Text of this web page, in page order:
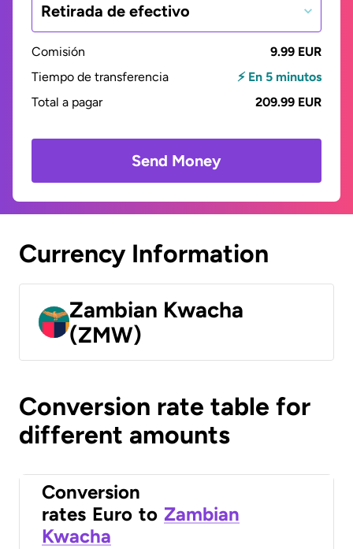
Retirada de efectivo
Comisión
9.99 EUR
Tiempo de transferencia
⚡ En 5 minutos
Total a pagar
209.99 EUR
Send Money
Currency Information
Zambian Kwacha
(ZMW)
Conversion rate table for
different amounts
Conversion
rates Euro to Zambian
Kwacha